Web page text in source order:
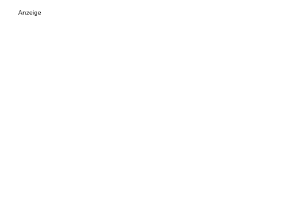
Anzeige